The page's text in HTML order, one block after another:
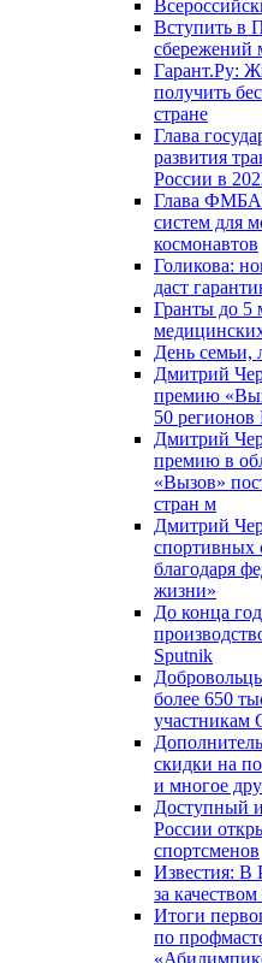
Вступить в
сбережений
Гарант.Ру:
получить
стране
Глава
развития
России в
Глава ФМБА:
систем для
космонавтов
Голикова:
даст
Гранты до 5
День семьи,
Дмитрий
премию
50 регионов
Дмитрий
премию в
«Вызов»
стран м
Дмитрий
спортивных
благодаря
жизни»
До конца
Sputnik
более 650
участникам
скидки на
и многое
Доступный
России
спортсменов
Известия: В
за
Итоги
по